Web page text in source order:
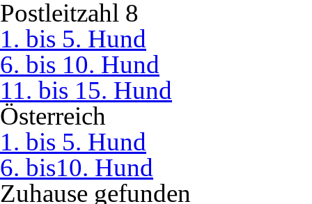
Postleitzahl 8
1. bis 5. Hund
6. bis 10. Hund
11. bis 15. Hund
Österreich
1. bis 5. Hund
6. bis10. Hund
Zuhause gefunden